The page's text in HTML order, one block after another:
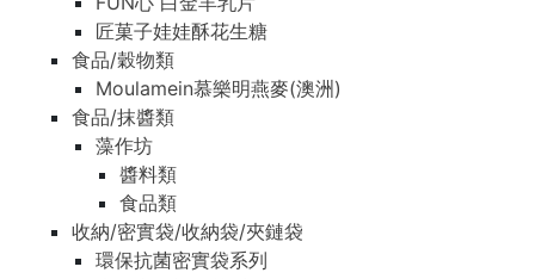
匠菓子娃娃酥花生糖
食品/穀物類
Moulamein慕樂明燕麥(澳洲)
食品/抹醬類
藻作坊
醬料類
食品類
收納/密實袋/收納袋/夾鏈袋
環保抗菌密實袋系列